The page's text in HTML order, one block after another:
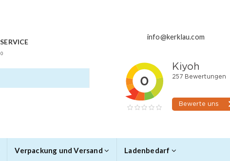
info@kerklau.com
Verpackung und Versand Ladenbedarf